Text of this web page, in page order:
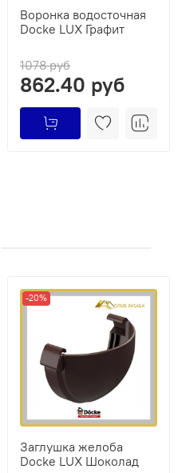
Воронка водосточная
Docke LUX Графит
1078 руб
862.40 руб
-20%
Заглушка желоба
Docke LUX Шоколад